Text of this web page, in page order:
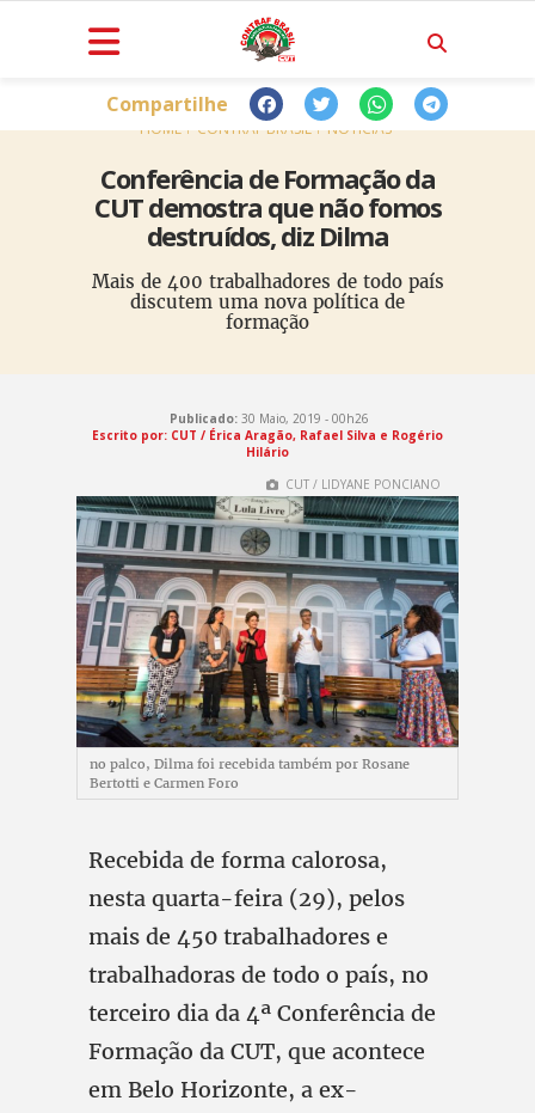
HOME CONTRAF BRASIL NOTÍCIAS
Conferência de Formação da
CUT demostra que não fomos
destruídos, diz Dilma
Mais de 400 trabalhadores de todo país
discutem uma nova política de
formação
Compartilhe
Publicado: 30 Maio, 2019 - 00h26
Escrito por: CUT / Érica Aragão, Rafael Silva e Rogério
Hilário
CUT / LIDYANE PONCIANO
no palco, Dilma foi recebida também por Rosane
Bertotti e Carmen Foro
Recebida de forma calorosa,
nesta quarta-feira (29), pelos
mais de 450 trabalhadores e
trabalhadoras de todo o país, no
terceiro dia da 4ª Conferência de
Formação da CUT, que acontece
em Belo Horizonte, a ex-